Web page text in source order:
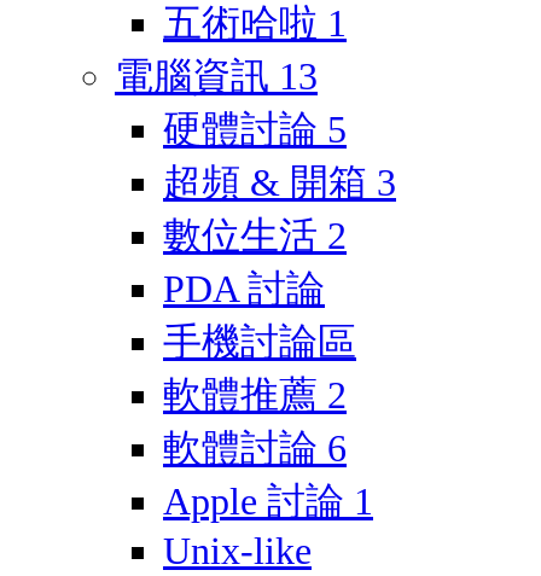
五術哈啦 1
電腦資訊 13
硬體討論 5
超頻 & 開箱 3
數位生活 2
PDA 討論
手機討論區
軟體推薦 2
軟體討論 6
Apple 討論 1
Unix-like